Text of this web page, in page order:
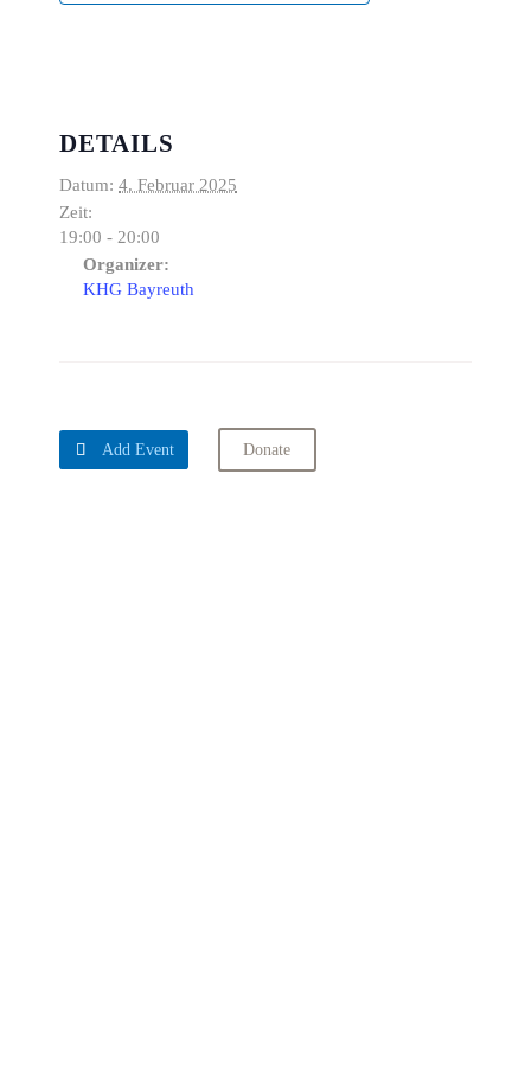
DETAILS
Datum: 4. Februar 2025
Zeit:
19:00 - 20:00
Organizer:
KHG Bayreuth
 Add Event Donate